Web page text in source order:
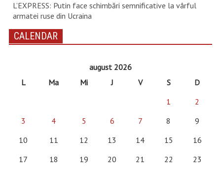
L’EXPRESS: Putin face schimbări semnificative la vârful
armatei ruse din Ucraina
CALENDAR
august 2026
L
Ma Mi J V S
D
1
2
3
4 5 6 7 8
9
10
11 12 13 14 15
16
17
18 19 20 21 22
23